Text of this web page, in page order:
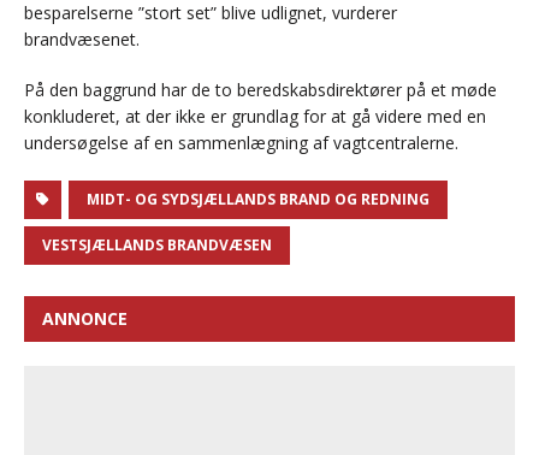
besparelserne ”stort set” blive udlignet, vurderer
brandvæsenet.
På den baggrund har de to beredskabsdirektører på et møde
konkluderet, at der ikke er grundlag for at gå videre med en
undersøgelse af en sammenlægning af vagtcentralerne.
MIDT- OG SYDSJÆLLANDS BRAND OG REDNING
VESTSJÆLLANDS BRANDVÆSEN
ANNONCE